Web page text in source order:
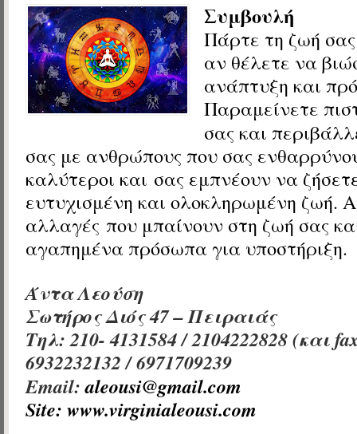
Συμβουλή
Πάρτε τη ζωή
αν θέλετε να
ανάπτυξη και
Παραμείνετε
σας και
σας με ανθρώπους που σας
καλύτεροι και σας εμπνέουν να
ευτυχισμένη και ολοκληρωμένη ζωή.
αλλαγές που μπαίνουν στη ζωή σας
αγαπημένα πρόσωπα για υποστήριξη.
Άντα Λεούση
Σωτήρος Διός 47 – Πειραιάς
Τηλ: 210- 4131584 / 2104222828 (και
6932232132 / 6971709239
Email:aleousi@gmail.com
Site: www.virginialeousi.com